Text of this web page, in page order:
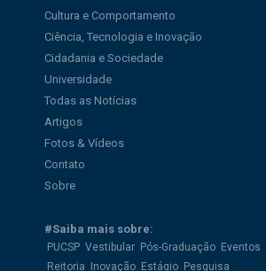
Cultura e Comportamento
Ciência, Tecnologia e Inovação
Cidadania e Sociedade
Universidade
Todas as Notícias
Artigos
Fotos & Vídeos
Contato
Sobre
#Saiba mais sobre:
PUCSP Vestibular Pós-Graduação Eventos
Reitoria
Inovação Estágio Pesquisa